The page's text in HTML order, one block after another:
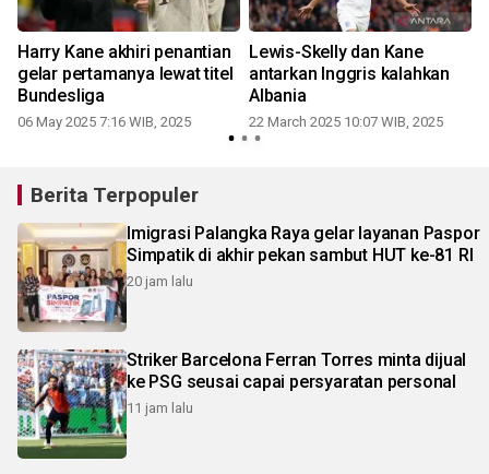
Harry Kane akhiri penantian
gelar pertamanya lewat titel
Bundesliga
06 May 2025 7:16 WIB, 2025
Lewis-Skelly dan Kane
antarkan Inggris kalahkan
Albania
22 March 2025 10:07 WIB, 2025
Berita Terpopuler
Imigrasi Palangka Raya gelar layanan Paspor
Simpatik di akhir pekan sambut HUT ke-81 RI
20 jam lalu
Striker Barcelona Ferran Torres minta dijual
ke PSG seusai capai persyaratan personal
11 jam lalu